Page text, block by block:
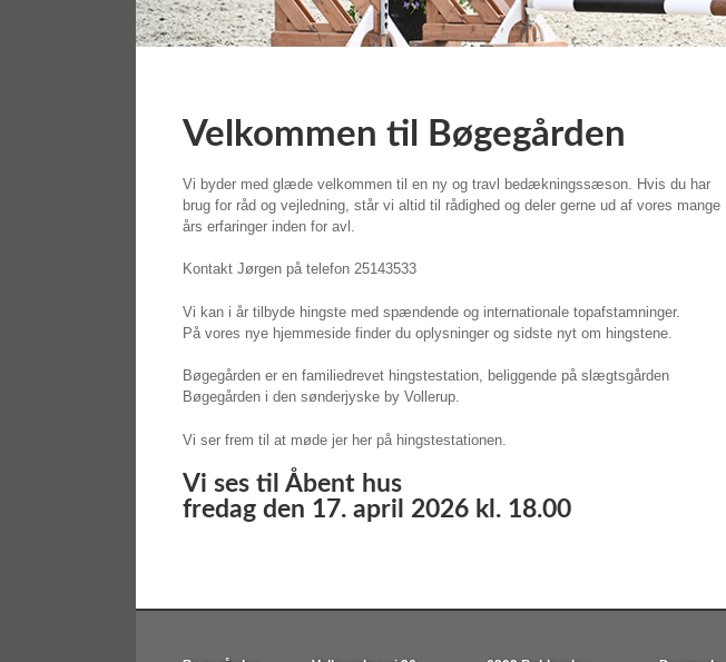
Velkommen til Bøgegården
Vi byder med glæde velkommen til en ny og travl bedækningssæson. Hvis du har
brug for råd og vejledning, står vi altid til rådighed og deler gerne ud af vores mange
års erfaringer inden for avl.
Kontakt Jørgen på telefon 25143533
Vi kan i år tilbyde hingste med spændende og internationale topafstamninger.
På vores nye hjemmeside finder du oplysninger og sidste nyt om hingstene.
Bøgegården er en familiedrevet hingstestation, beliggende på slægtsgården
Bøgegården i den sønderjyske by Vollerup.
Vi ser frem til at møde jer her på hingstestationen.
Vi ses til Åbent hus
fredag den 17. april 2026 kl. 18.00